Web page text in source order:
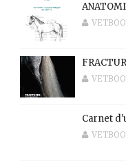
Carnet